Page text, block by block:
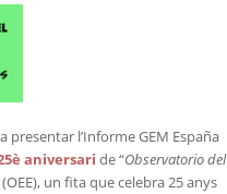
presentar l’Informe GEM España
aniversari de “Observatorio del
(OEE), un fita que celebra 25 anys